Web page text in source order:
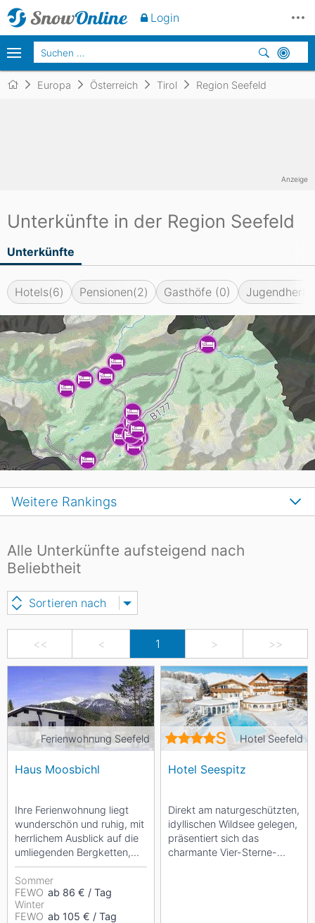
Europa Österreich Tirol Region Seefeld
Unterkünfte in der Region Seefeld
Unterkünfte
Hotels(6) Pensionen(2) Gasthöfe (0)
Alle Unterkünfte aufsteigend nach
Beliebtheit
<< < 1 > >>
Sortieren nach
Ferienwohnung Seefeld
Haus Moosbichl
Ihre Ferienwohnung liegt
wunderschön und ruhig, mit
herrlichem Ausblick auf die
umliegenden Bergketten,
auf dem sonnigen
Geigenbühel. Ein...
Sommer
FEWO ab 86 € / Tag
Winter
FEWO ab 105 € / Tag
Hotel Seefeld
Hotel Seespitz
Direkt am naturgeschützten,
idyllischen Wildsee gelegen,
präsentiert sich das
charmante Vier-Sterne-
Weitere Rankings
Anzeige
Login